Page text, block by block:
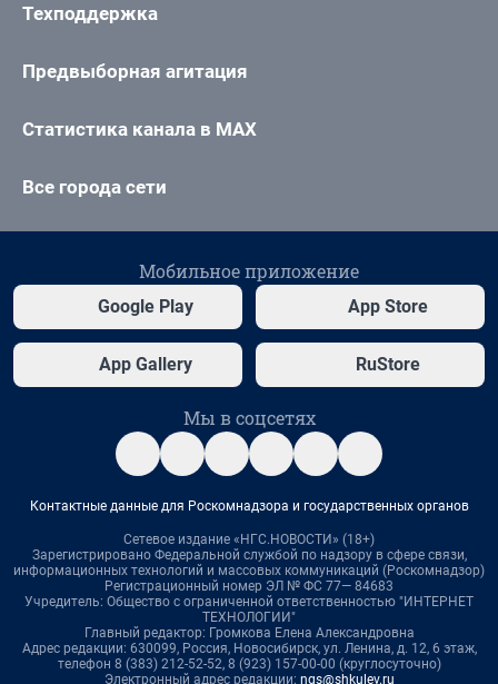
Техподдержка
Предвыборная агитация
Статистика канала в MAX
Все города сети
Мобильное приложение
Google Play App Store
App Gallery RuStore
Мы в соцсетях
Контактные данные для Роскомнадзора и государственных органов
Сетевое издание «НГС.НОВОСТИ» (18+)
Зарегистрировано Федеральной службой по надзору в сфере связи,
информационных технологий и массовых коммуникаций (Роскомнадзор)
Регистрационный номер ЭЛ № ФС 77— 84683
Учредитель: Общество с ограниченной ответственностью "ИНТЕРНЕТ
ТЕХНОЛОГИИ"
Главный редактор: Громкова Елена Александровна
Адрес редакции: 630099, Россия, Новосибирск, ул. Ленина, д. 12, 6 этаж,
телефон 8 (383) 212-52-52, 8 (923) 157-00-00 (круглосуточно)
Электронный адрес редакции: ngs@shkulev.ru